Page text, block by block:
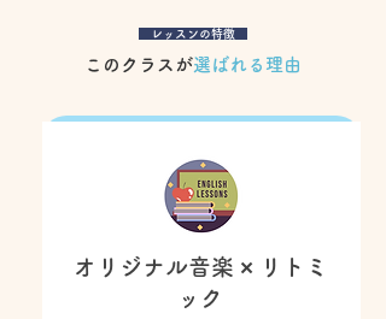
レッスンの特徴
このクラスが選ばれる理由
​オリジナル音楽 × リトミ
ック